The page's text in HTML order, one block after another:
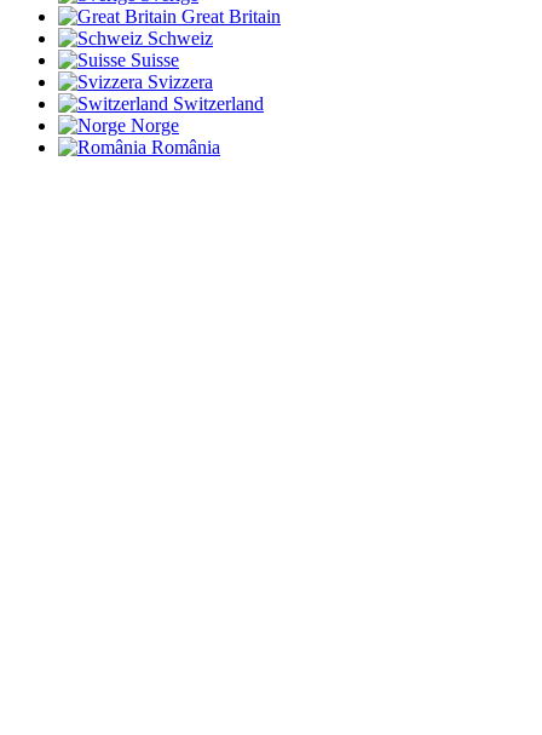
Great Britain
Schweiz
Suisse
Svizzera
Switzerland
Norge
România